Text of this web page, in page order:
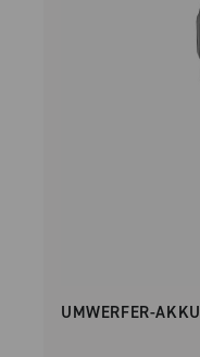
UMWERFER-AKKU